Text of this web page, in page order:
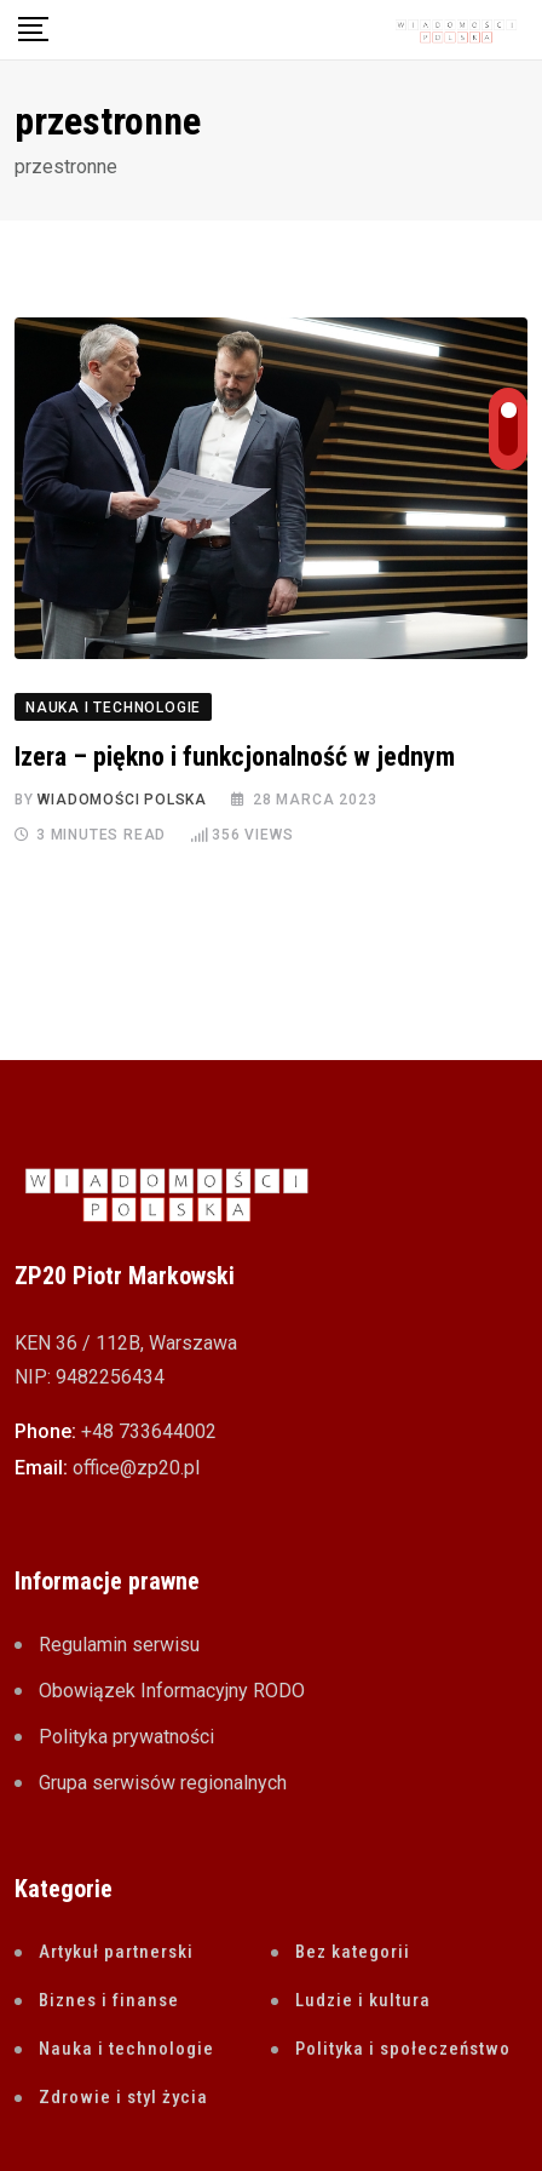
Skip
przestronne
przestronne
NAUKA I TECHNOLOGIE
Izera – piękno i funkcjonalność w jednym
BYWIADOMOŚCI POLSKA 28 MARCA 2023
3 MINUTES READ 356 VIEWS
ZP20 Piotr Markowski
KEN 36 / 112B, Warszawa
NIP: 9482256434
Phone: +48 733644002
Email: office@zp20.pl
Informacje prawne
Regulamin serwisu
Obowiązek Informacyjny RODO
Polityka prywatności
Grupa serwisów regionalnych
Kategorie
Artykuł partnerski Bez kategorii
Biznes i finanse Ludzie i kultura
Nauka i technologie Polityka i społeczeństwo
Zdrowie i styl życia